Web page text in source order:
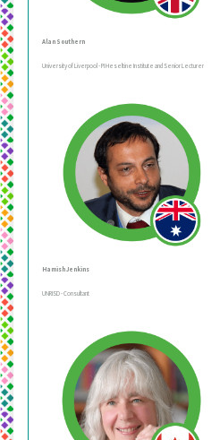
Alan Southern
University of Liverpool - PI Heseltine Institute and Senior Lecturer
Hamish Jenkins
UNRISD - Consultant